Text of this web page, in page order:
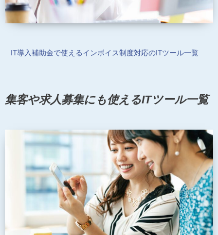
IT導入補助金で使えるインボイス制度対応のITツール一覧
集客や求人募集にも使えるITツール一覧